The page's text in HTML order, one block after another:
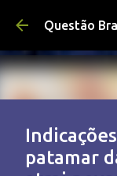
Questão
patamar